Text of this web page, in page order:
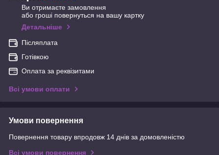
Ви отримаєте замовлення
або гроші повернуться на вашу картку
Детальніше
Післяплата
Готівкою
Оплата за реквізитами
Всі умови оплати
Умови повернення
Повернення товару впродовж 14 днів за домовленістю
Всі умови повернення